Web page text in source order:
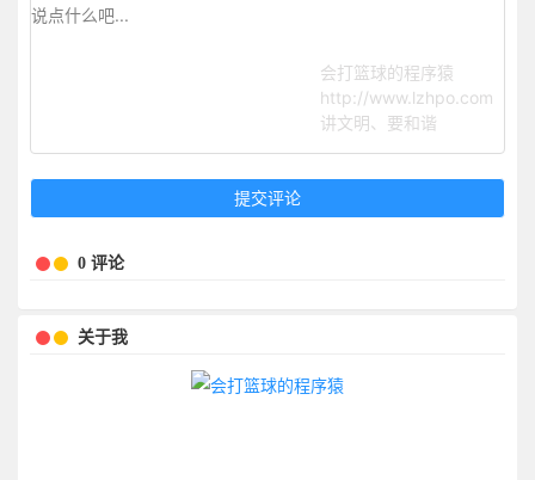
说点什么吧...
会打篮球的程序猿
http://www.lzhpo.com
讲文明、要和谐
提交评论
0 评论
关于我